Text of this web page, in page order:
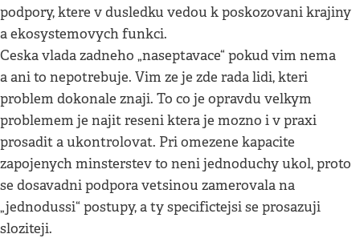
podpory, ktere v dusledku vedou k poskozovani krajiny
a ekosystemovych funkci.
Ceska vlada zadneho „naseptavace“ pokud vim nema
a ani to nepotrebuje. Vim ze je zde rada lidi, kteri
problem dokonale znaji. To co je opravdu velkym
problemem je najit reseni ktera je mozno i v praxi
prosadit a ukontrolovat. Pri omezene kapacite
zapojenych minsterstev to neni jednoduchy ukol, proto
se dosavadni podpora vetsinou zamerovala na
„jednodussi“ postupy, a ty specifictejsi se prosazuji
sloziteji.